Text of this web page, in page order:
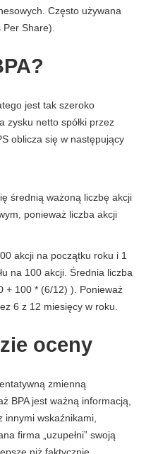
Często używana
Share).
jest tak szeroko
zysku netto spółki przez
oblicza się w następujący
średnią ważoną liczbę akcji
ponieważ liczba akcji
akcji na początku roku i 1
na 100 akcji. Średnia liczba
+ 100 * (6/12) ). Ponieważ
6 z 12 miesięcy w roku.
oceny
zmienną
BPA jest ważną informacją,
wskaźnikami,
firma „uzupełni” swoją
niż faktycznie